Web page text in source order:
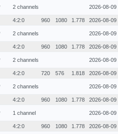
2 channels 2026-08-09
4:2:0 960 1080 1.778 2026-08-09
2 channels 2026-08-09
4:2:0 960 1080 1.778 2026-08-09
2 channels 2026-08-09
4:2:0 720 576 1.818 2026-08-09
2 channels 2026-08-09
4:2:0 960 1080 1.778 2026-08-09
1 channel 2026-08-09
4:2:0 960 1080 1.778 2026-08-09